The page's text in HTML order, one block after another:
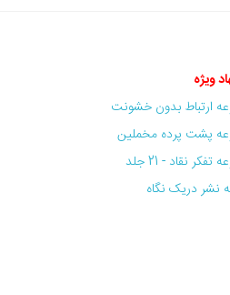
ویژه
ارتباط بدون خشونت
پشت پرده مخملین
نقاد - 21 جلد
نشر دریک نگاه